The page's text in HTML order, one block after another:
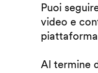
Puoi
video e
Al termine